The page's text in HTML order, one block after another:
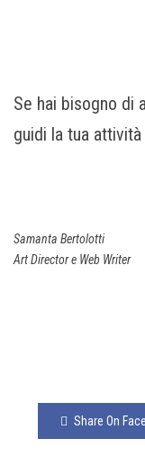
Se hai bisogno di
guidi la tua
Samanta Bertolotti
Art Director e Web Writer
Share On